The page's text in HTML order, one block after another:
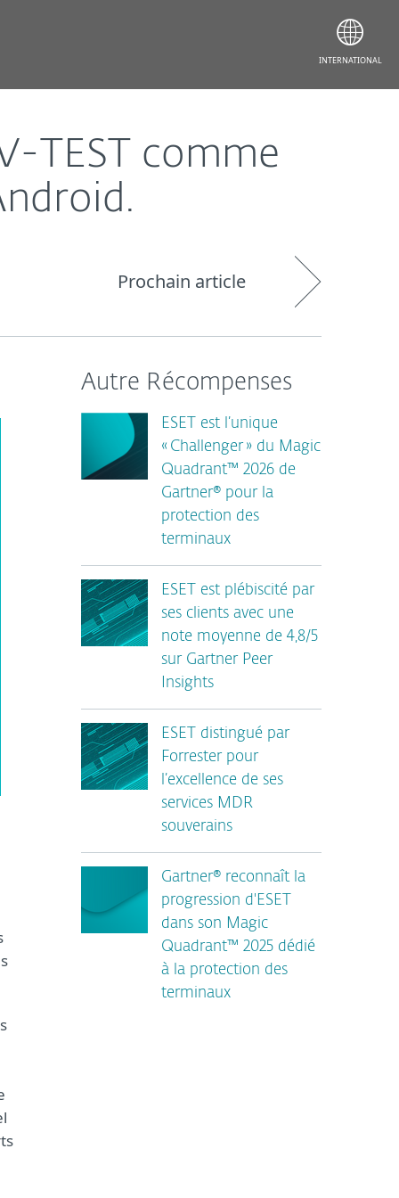
TEST comme
Prochain article
Autre Récompenses
ESET est l’unique
« Challenger » du Magic
Quadrant™ 2026 de
Gartner® pour la
protection des
terminaux
ESET est plébiscité par
ses clients avec une
note moyenne de 4,8/5
sur Gartner Peer
Insights
ESET distingué par
Forrester pour
l’excellence de ses
services MDR
souverains
Gartner® reconnaît la
progression d'ESET
dans son Magic
Quadrant™ 2025 dédié
à la protection des
terminaux
INTERNATIONAL